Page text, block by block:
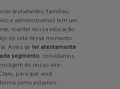
(estudantes, famílias,
e administrativo) tem um
manter nossa educação
da vida nesse momento
Antes de ler atentamente
segmento, convidamos
do nosso vice-
para que você
como estamos